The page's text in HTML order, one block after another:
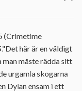
(Crimetime
här är en väldigt
man måste rädda sitt
urgamla skogarna
Dylan ensam i ett